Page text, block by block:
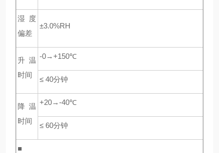
湿度
偏差
±3.0%RH
升温
时间
-0→+150℃
≤ 40分钟
降温
时间
+20→-40℃
≤ 60分钟
■